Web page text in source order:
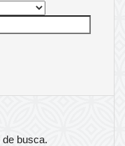
de busca.